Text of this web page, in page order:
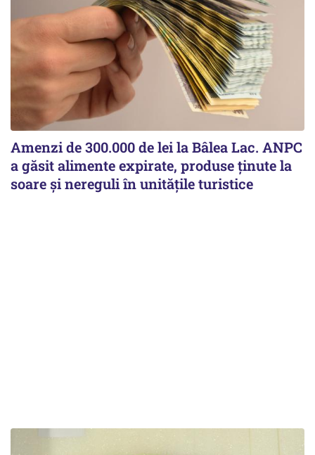
Amenzi de 300.000 de lei la Bâlea Lac. ANPC
a găsit alimente expirate, produse ținute la
soare și nereguli în unitățile turistice